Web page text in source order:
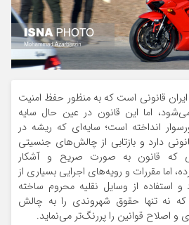
قانونی است که به منظور حفظ امنیت
اما این قانون در عین حال سایه
انداخته است؛ سایه‌ای که ریشه در
دارد و بازتابی از چالش‌های جنسیتی
که قانون به صورت صریح و آشکار
اما مقررات و رویه‌های اجرایی بسیاری از
استفاده از وسایل نقلیه محروم ساخته
نه تنها حقوق شهروندی را به چالش
اصلاح قوانین را پررنگ‌تر می‌نماید.